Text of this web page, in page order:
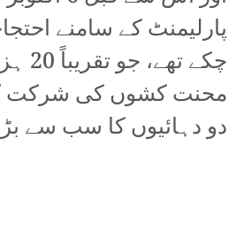
پارلیمنٹ کے سامنے
چکے
محنت کشوں کی شرکت
دو دہائیوں کا سب سے